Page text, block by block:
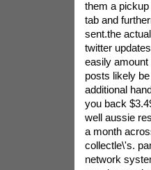
them a
tab and
sent.the
twitter
easily amount
posts likely
additional
you back
well aussie
a month
collectle\'s.
network